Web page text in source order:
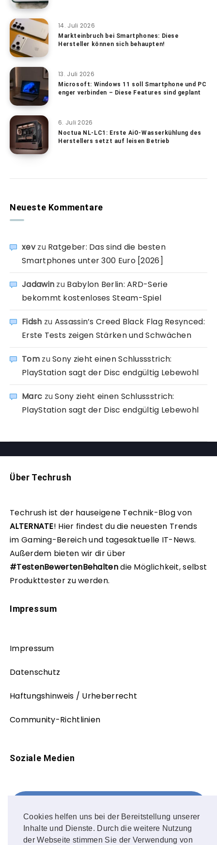
Cookies helfen uns bei der Bereitstellung unserer
Inhalte und Dienste. Durch die weitere Nutzung
der Webseite stimmen Sie der Verwendung von
14. Juli 2026
Markteinbruch bei Smartphones: Diese
Hersteller können sich behaupten!
13. Juli 2026
Microsoft: Windows 11 soll Smartphone und PC
enger verbinden – Diese Features sind geplant
6. Juli 2026
Noctua NL-LC1: Erste AiO-Wasserkühlung des
Herstellers setzt auf leisen Betrieb
Neueste Kommentare
xevzu Ratgeber: Das sind die besten
Smartphones unter 300 Euro [2026]
Jadawin zu Babylon Berlin: ARD-Serie
bekommt kostenloses Steam-Spiel
Fidsh zu Assassin’s Creed Black Flag Resynced:
Erste Tests zeigen Stärken und Schwächen
TomzuSony zieht einen Schlussstrich:
PlayStation sagt der Disc endgültig Lebewohl
Marc zuSony zieht einen Schlussstrich:
PlayStation sagt der Disc endgültig Lebewohl
Über Techrush
Techrush ist der hauseigene Technik-Blog von
ALTERNATE! Hier findest du die neuesten Trends
im Gaming-Bereich und tagesaktuelle IT-News.
Außerdem bieten wir dir über
#TestenBewertenBehaltendie Möglichkeit, selbst
Produkttester zu werden.
Impressum
Impressum
Datenschutz
Haftungshinweis / Urheberrecht
Community-Richtlinien
Soziale Medien
FOLLOW ME!
Instagram